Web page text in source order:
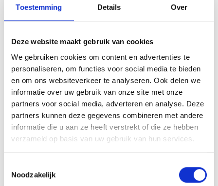
Toestemming Details Over
Deze website maakt gebruik van cookies
We gebruiken cookies om content en advertenties te
personaliseren, om functies voor social media te bieden
en om ons websiteverkeer te analyseren. Ook delen we
informatie over uw gebruik van onze site met onze
partners voor social media, adverteren en analyse. Deze
partners kunnen deze gegevens combineren met andere
informatie die u aan ze heeft verstrekt of die ze hebben
verzameld op basis van uw gebruik van hun services.
Noodzakelijk